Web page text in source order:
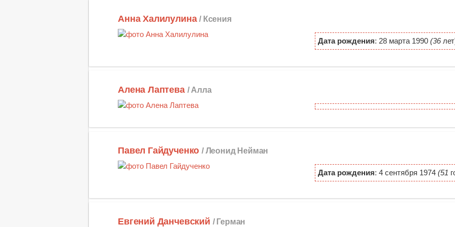
Анна Халилулина / Ксения
Дата рождения: 28 марта 1990 (36
Алена Лаптева / Алла
Павел Гайдученко / Леонид Нейман
Дата рождения: 4 сентября 1974 (51
Евгений Данчевский / Герман